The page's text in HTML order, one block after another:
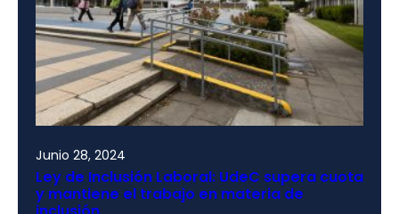
Junio 28, 2024
Ley de Inclusión Laboral: UdeC supera cuota
y mantiene el trabajo en materia de